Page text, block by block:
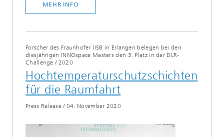
MEHR INFO
Forscher des Fraunhofer IISB in Erlangen belegen bei den
diesjährigen INNOspace Masters den 3. Platz in der DLR-
Challenge / 2020
Hochtemperaturschutzschichten
für die Raumfahrt
Press Release/ 04. November 2020